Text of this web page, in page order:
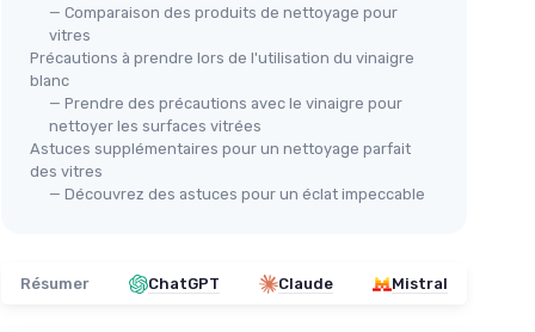
⭐ TRÈS BIEN NOTÉ
ONYX
Vinaigre Ménager 14° - 5L
＋ Produit nettoyantet détartrant
＋
Multi-surface
＋ 100% d’Ingrédients d’Origine
— Comparaison des produits de nettoyage pour
vitres
Précautions à prendre lors de l'utilisation du vinaigre
blanc
— Prendre des précautions avec le vinaigre pour
nettoyer les surfaces vitrées
Astuces supplémentaires pour un nettoyage parfait
des vitres
— Découvrez des astuces pour un éclat impeccable
Résumer ChatGPT Claude Mistral